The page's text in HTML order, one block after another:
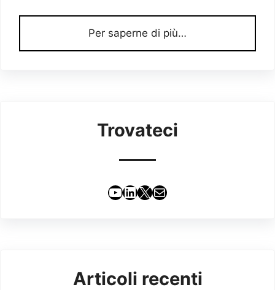
Per saperne di più…
Trovateci
YouTube
LinkedIn
X Email
Articoli recenti